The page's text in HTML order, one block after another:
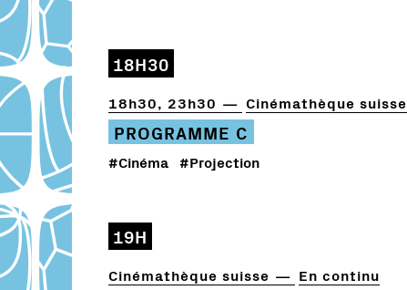
18H30
18h30, 23h30 Cinémathèque suisse
PROGRAMME C
#Cinéma #Projection
19H
Cinémathèque suisse En continu